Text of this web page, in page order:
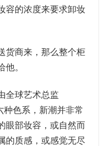
容的浓度来要求卸妆
货商来，那么整个柜
他。
全球艺术总监
种色系，新潮并非常
眼部妆容，或自然而
的质感，或感觉无尽